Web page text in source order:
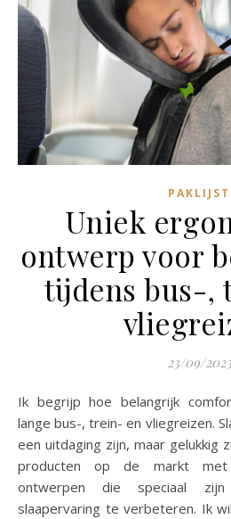
PAKLIJST
Uniek
ontwerp voor
tijdens bus-,
23/09/2023
Ik begrijp hoe belangrijk comfortabel slapen is tijdens
lange bus-, trein- en vliegreizen.
een uitdaging zijn, maar gelukkig
producten op de markt met
ontwerpen die speciaal
slaapervaring te verbeteren. Ik